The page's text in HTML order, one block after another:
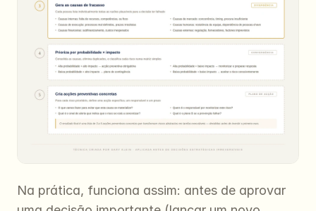
Na prática, funciona assim: antes de aprovar